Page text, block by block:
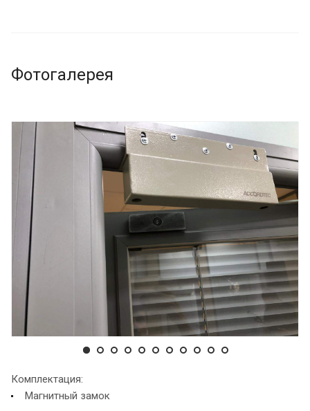
Фотогалерея
Комплектация:
Магнитный замок